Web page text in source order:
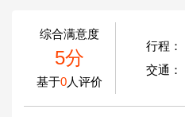
综合满意度
5分
基于0人评价
行程：
交通：